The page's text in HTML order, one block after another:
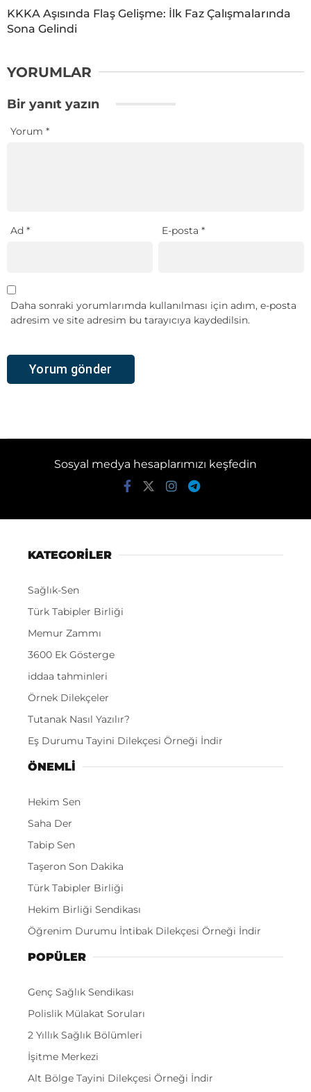
KKKA Aşısında Flaş Gelişme: İlk Faz Çalışmalarında
Sona Gelindi
YORUMLAR
Bir yanıt yazın
Yorum *
Ad * E-posta*
Daha sonraki yorumlarımda kullanılması için adım, e-posta
adresim ve site adresim bu tarayıcıya kaydedilsin.
Sosyal medya hesaplarımızı keşfedin
KATEGORİLER
Sağlık-Sen
Türk Tabipler Birliği
Memur Zammı
3600 Ek Gösterge
iddaa tahminleri
Örnek Dilekçeler
Tutanak Nasıl Yazılır?
Eş Durumu Tayini Dilekçesi Örneği İndir
ÖNEMLI
Hekim Sen
Saha Der
Tabip Sen
Taşeron Son Dakika
Türk Tabipler Birliği
Hekim Birliği Sendikası
Öğrenim Durumu İntibak Dilekçesi Örneği İndir
POPÜLER
Genç Sağlık Sendikası
Polislik Mülakat Soruları
2 Yıllık Sağlık Bölümleri
İşitme Merkezi
Alt Bölge Tayini Dilekçesi Örneği İndir